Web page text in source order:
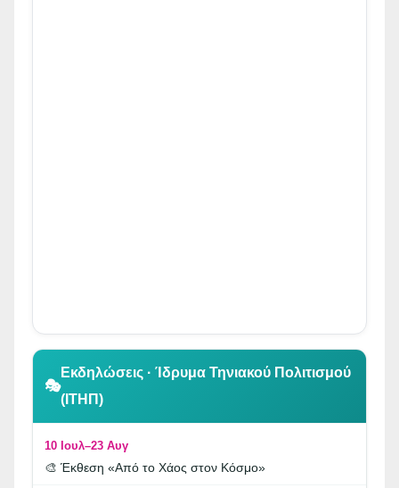
👆 Κλικ για περιήγηση
🎭
Εκδηλώσεις · Ίδρυμα Τηνιακού Πολιτισμού
(ΙΤΗΠ)
10 Ιουλ–23 Αυγ
🎨 Έκθεση «Από το Χάος στον Κόσμο»